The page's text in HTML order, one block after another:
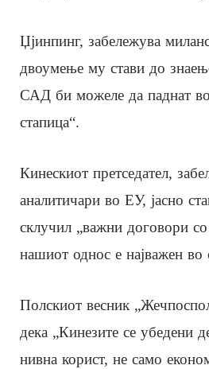
Џјинпинг, забележува
двоумење му стави до
САД би можеле да паднат во
стапица“.
Кинескиот претседател,
аналитичари во ЕУ, јасно
склучил „важни договори
нашиот однос е најважен во
Полскиот весник
дека „Кинезите се убедени
нивна корист, не само